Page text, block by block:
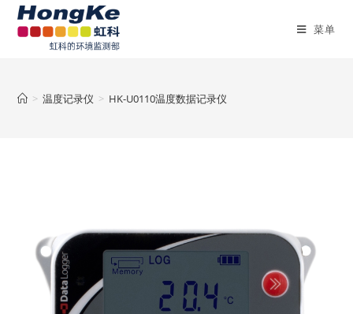
菜单
> 温度记录仪 > HK-U0110温度数据记录仪